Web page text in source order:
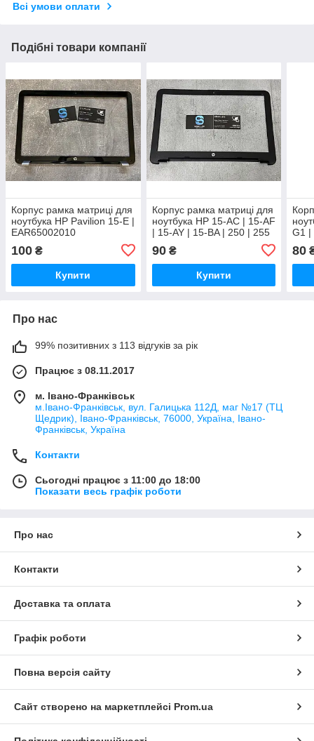
Всі умови оплати
Подібні товари компанії
Корпус рамка матриці для
ноутбука HP Pavilion 15-E |
EAR65002010
100 ₴
Купити
Корпус рамка матриці для
ноутбука HP 15-AC | 15-AF
| 15-AY | 15-BA | 250 | 255
AP1EM00020
90₴
Купити
G1 |
80
Про нас
99% позитивних з 113 відгуків за рік
Працює з 08.11.2017
м. Івано-Франківськ
м.Івано-Франківськ, вул. Галицька 112Д, маг №17 (ТЦ
Щедрик), Івано-Франківськ, 76000, Україна, Івано-
Франківськ, Україна
Контакти
Сьогодні працює з 11:00 до 18:00
Показати весь графік роботи
Про нас
Контакти
Доставка та оплата
Графік роботи
Повна версія сайту
Сайт створено на маркетплейсі Prom.ua